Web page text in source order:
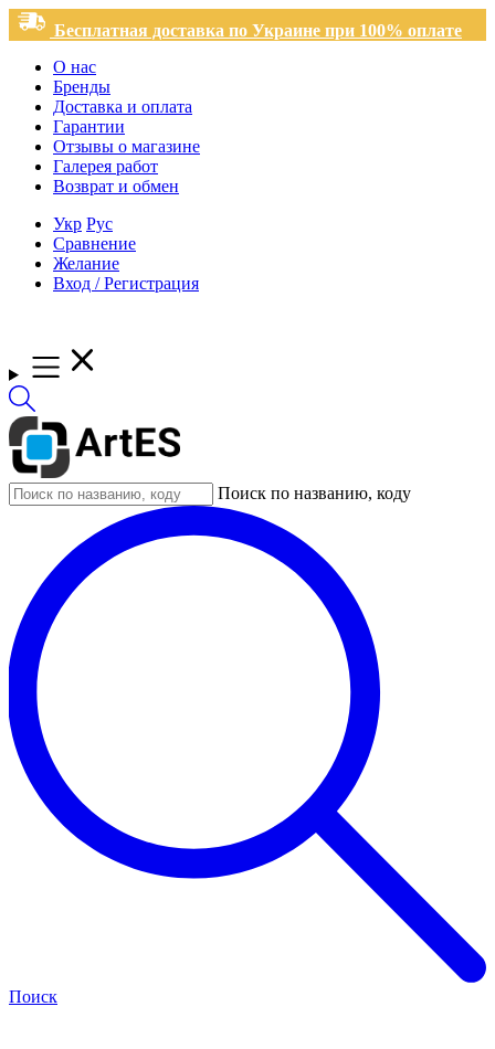
Бесплатная доставка по Украине при 100% оплате
О нас
Бренды
Доставка и оплата
Гарантии
Отзывы о магазине
Галерея работ
Возврат и обмен
Укр Рус
Сравнение
Желание
Вход / Регистрация
Поиск по названию, коду
Поиск